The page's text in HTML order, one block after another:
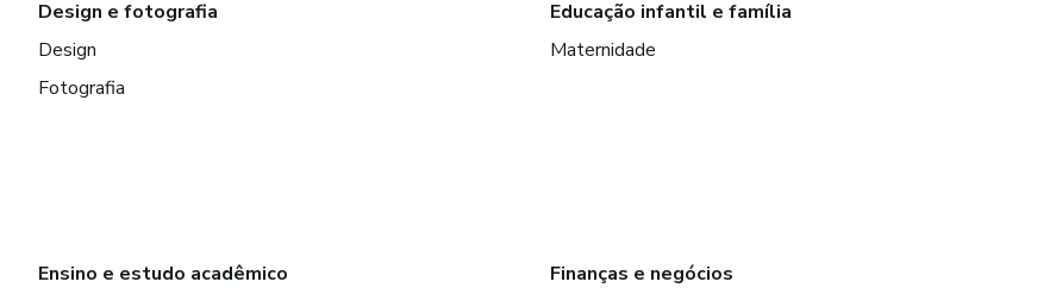
Design e fotografia
Design
Fotografia
Educação infantil e família
Maternidade
Ensino e estudo acadêmico
Finanças e negócios